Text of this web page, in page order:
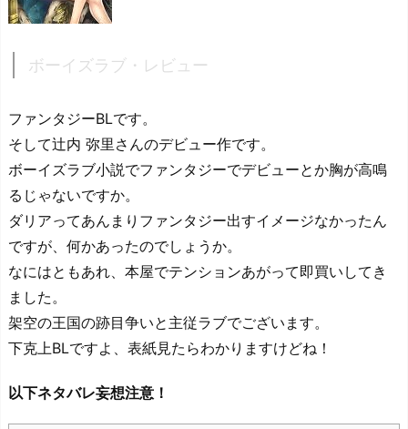
ボーイズラブ・レビュー
ファンタジーBLです。
そして辻内 弥里さんのデビュー作です。
ボーイズラブ小説でファンタジーでデビューとか胸が高鳴
るじゃないですか。
ダリアってあんまりファンタジー出すイメージなかったん
ですが、何かあったのでしょうか。
なにはともあれ、本屋でテンションあがって即買いしてき
ました。
架空の王国の跡目争いと主従ラブでございます。
下克上BLですよ、表紙見たらわかりますけどね！
以下ネタバレ妄想注意！